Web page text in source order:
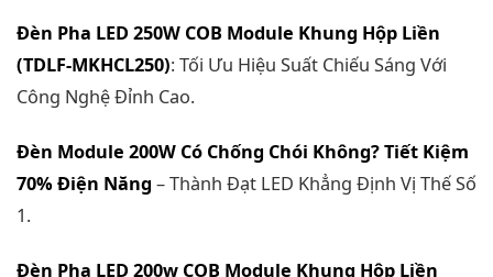
Đèn Pha LED 250W COB Module Khung Hộp Liền
(TDLF-MKHCL250): Tối Ưu Hiệu Suất Chiếu Sáng Với
Công Nghệ Đỉnh Cao.
Đèn Module 200W Có Chống Chói Không? Tiết Kiệm
70% Điện Năng – Thành Đạt LED Khẳng Định Vị Thế Số
1.
Đèn Pha LED 200w COB Module Khung Hộp Liền